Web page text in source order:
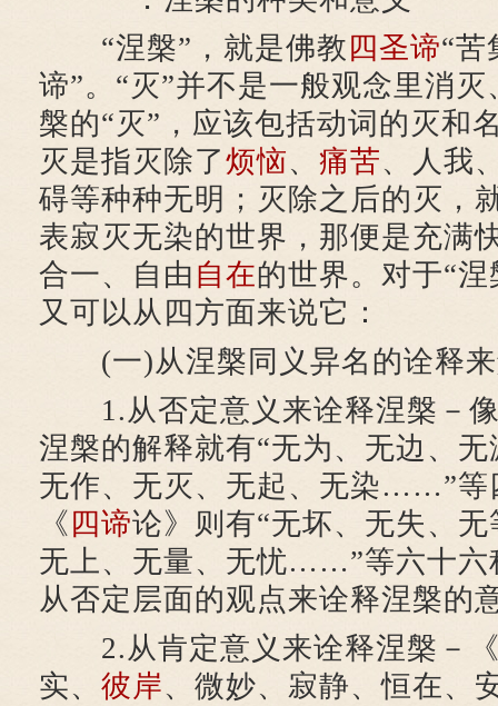
“涅槃”，就是佛教 四圣谛“苦
谛”。“灭”并不是一般观念里消
槃的“灭”，应该包括动词的灭和
灭是指灭除了烦恼、 痛苦、人我
碍等种种无明；灭除之后的灭，
表寂灭无染的世界，那便是充满
合一、自由 自在的世界。对于“
又可以从四方面来说它：
(一)从涅槃同义异名的诠释来
1.从否定意义来诠释涅槃－像
涅槃的解释就有“无为、无边、
无作、无灭、无起、无染……”等
《 四谛论》则有“无坏、无失、
无上、无量、无忧……”等六十六
从否定层面的观点来诠释涅槃的
2.从肯定意义来诠释涅槃－《
实、 彼岸、微妙、寂静、恒在、